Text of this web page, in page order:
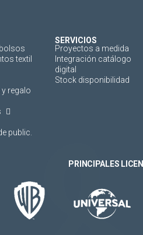
textil
regalo
public.
SERVICIOS
Proyectos a medida
Integración catálogo
digital
Stock disponibilidad
PRINCIPALES